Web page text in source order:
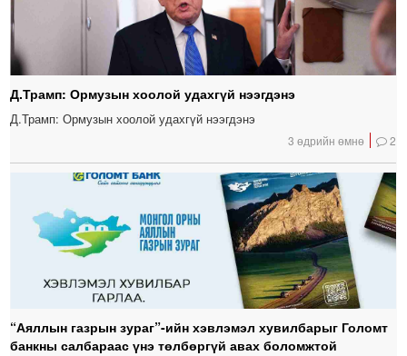
Д.Трамп: Ормузын хоолой удахгүй нээгдэнэ
Д.Трамп: Ормузын хоолой удахгүй нээгдэнэ
3 өдрийн өмнө 2
“Аяллын газрын зураг”-ийн хэвлэмэл хувилбарыг Голомт
банкны салбараас үнэ төлбөргүй авах боломжтой